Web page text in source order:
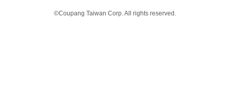
©Coupang Taiwan Corp. All rights reserved.